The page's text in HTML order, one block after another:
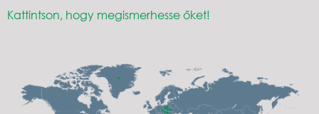
Kattintson, hogy megismerhesse őket!